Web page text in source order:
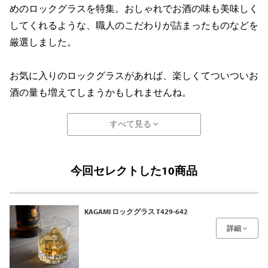
めのロックグラスを特集。おしゃれでお酒の味も美味しく
してくれるような、職人のこだわりが詰まったものなどを
厳選しました。
お気に入りのロックグラスがあれば、楽しくてついついお
酒の量も増えてしまうかもしれませんね。
すべて見る
今回セレクトした10商品
KAGAMI ロックグラス T429-642
詳細